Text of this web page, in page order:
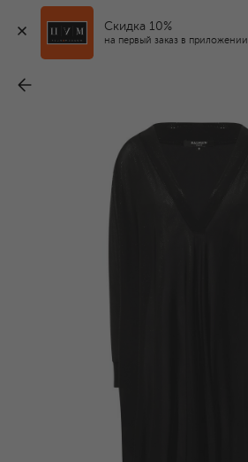
Скидка 10%
на первый заказ в приложении